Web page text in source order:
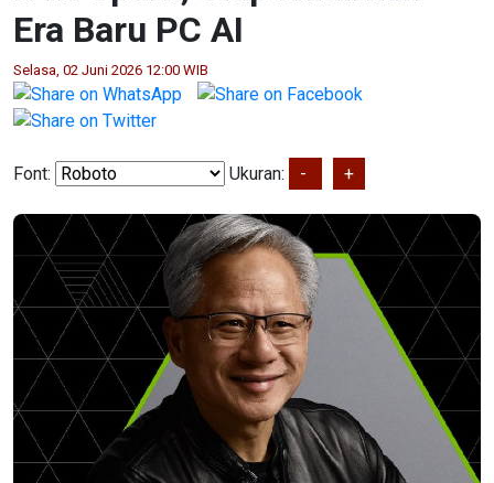
Era Baru PC AI
Selasa, 02 Juni 2026 12:00 WIB
Font: Ukuran: - +